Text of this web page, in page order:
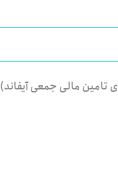
تامین مالی جمعی آیفاند)